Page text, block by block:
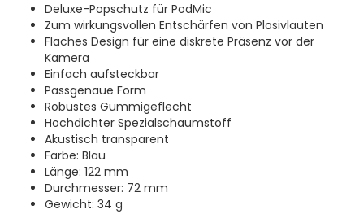
Deluxe-Popschutz für PodMic
Zum wirkungsvollen Entschärfen von Plosivlauten
Flaches Design für eine diskrete Präsenz vor der
Kamera
Einfach aufsteckbar
Passgenaue Form
Robustes Gummigeflecht
Hochdichter Spezialschaumstoff
Akustisch transparent
Farbe: Blau
Länge: 122 mm
Durchmesser: 72 mm
Gewicht: 34 g